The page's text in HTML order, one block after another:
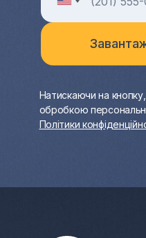
Натискаючи на
обробкою
Політики